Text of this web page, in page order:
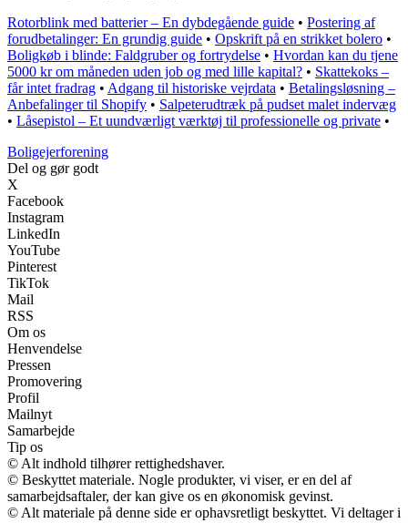
Rotorblink med batterier – En dybdegående guide • Postering af
forudbetalinger: En grundig guide • Opskrift på en strikket bolero •
Boligkøb i blinde: Faldgruber og fortrydelse • Hvordan kan du tjene
5000 kr om måneden uden job og med lille kapital? • Skattekoks –
får intet fradrag • Adgang til historiske vejrdata • Betalingsløsning –
Anbefalinger til Shopify • Salpeterudtræk på pudset malet indervæg
• Låsepistol – Et uundværligt værktøj til professionelle og private •
Boligejerforening
Del og gør godt
X
Facebook
Instagram
LinkedIn
YouTube
Pinterest
TikTok
Mail
RSS
Om os
Henvendelse
Pressen
Promovering
Profil
Mailnyt
Samarbejde
Tip os
© Alt indhold tilhører rettighedshaver.
© Beskyttet materiale. Nogle produkter, vi viser, er en del af
samarbejdsaftaler, der kan give os en økonomisk gevinst.
© Alt materiale på denne side er ophavsretligt beskyttet. Vi deltager i